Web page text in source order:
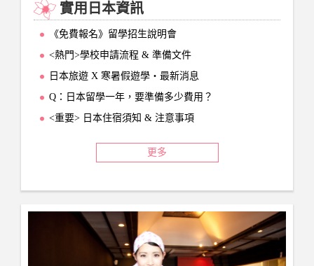
實用日本資訊
《免費報名》留學招生說明會
<熱門>學校申請流程 & 準備文件
日本旅遊 X 寒暑假遊學‧最新消息
Q：日本留學一年，要準備多少費用？
<重要> 日本住宿須知 & 注意事項
更多